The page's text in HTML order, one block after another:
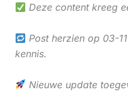
Deze content kreeg
Post herzien op 03-
kennis.
Nieuwe update